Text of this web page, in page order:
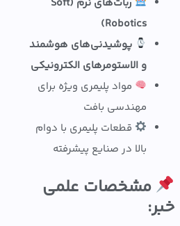
Robotics)
پوشیدنی‌های هوشمند
و الاستومرهای الکترونیکی
مواد پلیمری ویژه برای
مهندسی بافت
قطعات پلیمری با دوام
بالا در صنایع پیشرفته
مشخصات علمی